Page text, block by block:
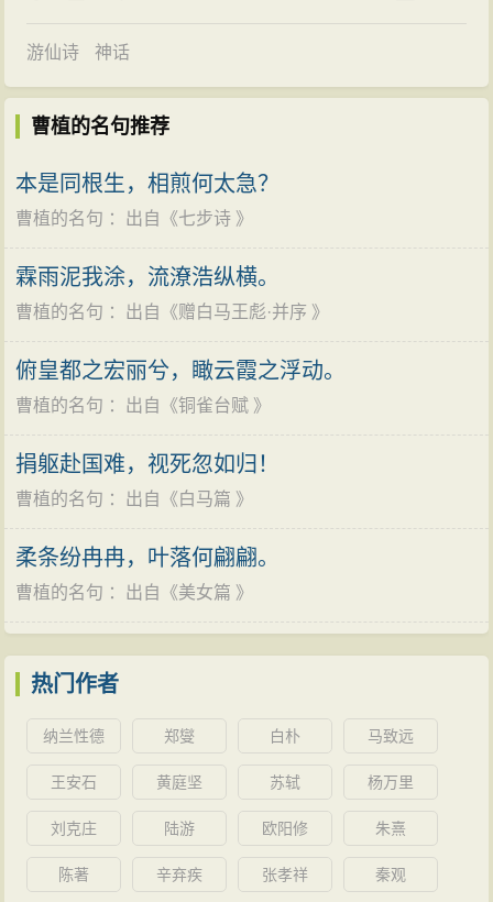
建安二十五年（220年）正月，曹操病逝洛阳，曹丕
继王位，曹植时年29岁，作《上庆文帝受禅表》、《魏
德论》。曹丕称帝之后，对曹植严加防范。后来，曹丕
活从此发生了变化。他从一个过着优游宴乐生活的贵族
王子，变成处处受限制和打击的对象。
成为曹植一生重要的转折点。
黄初三年（222年）四月，31岁的曹植被封为鄄城
途中，他写下了著名的《洛神赋》。在《洛神赋》中，
诗人描摹了一位美丽多情的女神形象，把她作为自己美
忧生之嗟
丘，与曹植见面，增其户五百。
黄初七年（226年），曹丕病逝，曹叡继位，即魏明
游仙诗 神话
曹植的名句推荐
本是同根生，相煎何太急？
曹植的名句 ：出自《七步诗 》
霖雨泥我涂，流潦浩纵横。
曹植的名句 ：出自《赠白马王彪·并序 》
俯皇都之宏丽兮，瞰云霞之浮动。
曹植的名句 ：出自《铜雀台赋 》
捐躯赴国难，视死忽如归！
曹植的名句 ：出自《白马篇 》
柔条纷冉冉，叶落何翩翩。
曹植的名句 ：出自《美女篇 》
热门作者
纳兰性德 郑燮 白朴 马致远
王安石 黄庭坚 苏轼 杨万里
刘克庄 陆游 欧阳修 朱熹
陈著 辛弃疾 张孝祥 秦观